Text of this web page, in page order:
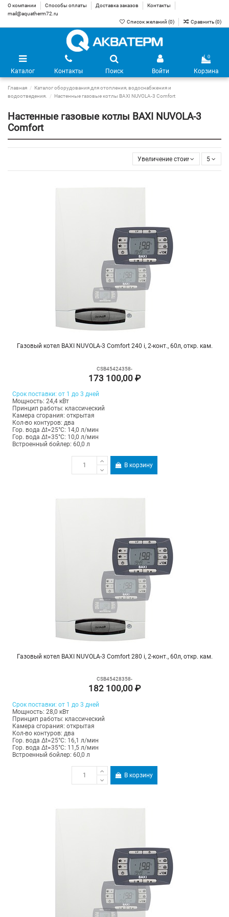
О компании Способы оплаты Доставка заказов
Контакты
mail@aquatherm72.ru
Список желаний (0) Сравнить (0)
Каталог Контакты Поиск Войти
0
Корзина
Главная
Каталог оборудования для отопления, водоснабжения и
водоотведения.
Настенные газовые котлы BAXI NUVOLA-3 Comfort
Настенные газовые котлы BAXI NUVOLA-3
Comfort
Увеличение стоимости 5
Газовый котел BAXI NUVOLA-3 Comfort 240 i, 2-конт., 60л, откр. кам.
CSB45424358-
173 100,00 ₽
Срок поставки: от 1 до 3 дней
Мощность: 24,4 кВт
Принцип работы: классический
Камера сгорания: открытая
Кол-во контуров: два
Гор. вода Δt=25°C: 14,0 л/мин
Гор. вода Δt=35°C: 10,0 л/мин
Встроенный бойлер: 60,0 л
В корзину
Газовый котел BAXI NUVOLA-3 Comfort 280 i, 2-конт., 60л, откр. кам.
CSB45428358-
182 100,00 ₽
Срок поставки: от 1 до 3 дней
Мощность: 28,0 кВт
Принцип работы: классический
Камера сгорания: открытая
Кол-во контуров: два
Гор. вода Δt=25°C: 16,1 л/мин
Гор. вода Δt=35°C: 11,5 л/мин
Встроенный бойлер: 60,0 л
В корзину